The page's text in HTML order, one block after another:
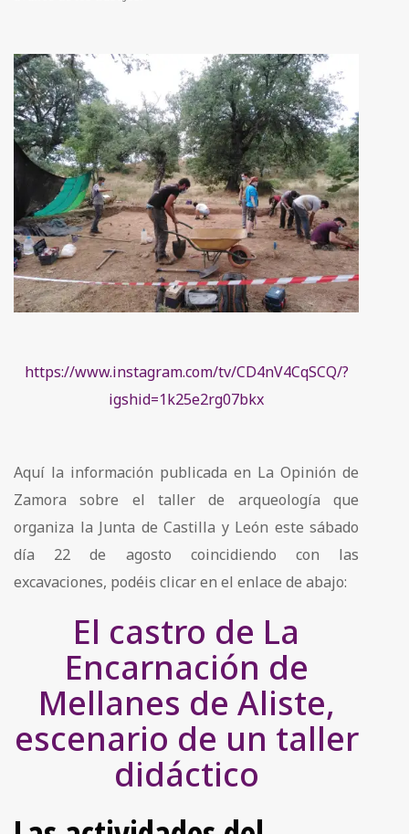
https://www.instagram.com/tv/CD4nV4CqSCQ/?
igshid=1k25e2rg07bkx
Aquí la información publicada en La Opinión de
Zamora sobre el taller de arqueología que
organiza la Junta de Castilla y León este sábado
día 22 de agosto coincidiendo con las
excavaciones, podéis clicar en el enlace de abajo:
El castro de La
Encarnación de
Mellanes de Aliste,
escenario de un taller
didáctico